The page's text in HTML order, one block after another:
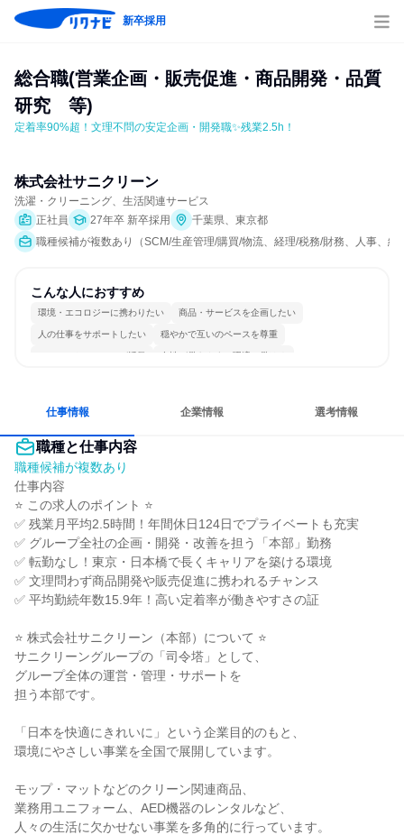
新卒採用
総合職(営業企画・販売促進・商品開発・品質
研究　等)
定着率90%超！文理不問の安定企画・開発職✨残業2.5h！
株式会社サニクリーン
洗濯・クリーニング、生活関連サービス
正社員
27年卒 新卒採用
千葉県、東京都
職種候補が複数あり（SCM/生産管理/購買/物流、経理/税務/財務、人事、
こんな人におすすめ
環境・エコロジーに携わりたい 商品・サービスを企画したい
人の仕事をサポートしたい 穏やかで互いのペースを尊重
コミュニケーションが活発 女性が働きやすい環境で働ける
仕事情報 企業情報 選考情報
職種と仕事内容
職種候補が複数あり
仕事内容
⭐ この求人のポイント ⭐
✅ 残業月平均2.5時間！年間休日124日でプライベートも充実
✅ グループ全社の企画・開発・改善を担う「本部」勤務
✅ 転勤なし！東京・日本橋で長くキャリアを築ける環境
✅ 文理問わず商品開発や販売促進に携われるチャンス
✅ 平均勤続年数15.9年！高い定着率が働きやすさの証
⭐ 株式会社サニクリーン（本部）について ⭐
サニクリーングループの「司令塔」として、
グループ全体の運営・管理・サポートを
担う本部です。
「日本を快適にきれいに」という企業目的のもと、
環境にやさしい事業を全国で展開しています。
モップ・マットなどのクリーン関連商品、
業務用ユニフォーム、AED機器のレンタルなど、
人々の生活に欠かせない事業を多角的に行っています。